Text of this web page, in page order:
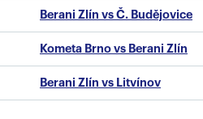
Berani Zlín vs Č. Budějovice
Kometa Brno vs Berani Zlín
Berani Zlín vs Litvínov